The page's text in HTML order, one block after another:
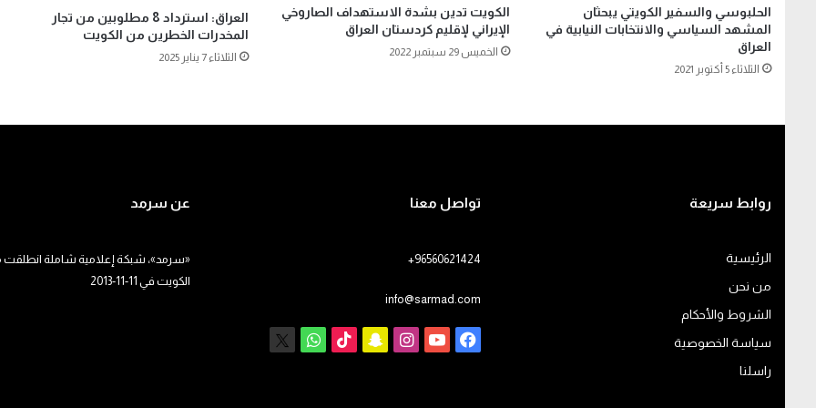
الحلبوسي والسفير الكويتي يبحثان
المشهد السياسي والانتخابات النيابية في
العراق
الثلاثاء 5 أكتوبر 2021
الكويت تدين بشدة الاستهداف الصاروخي
الإيراني لإقليم كردستان العراق
الخميس 29 سبتمبر 2022
العراق: استرداد 8 مطلوبين من تجار
المخدرات الخطرين من الكويت
الثلاثاء 7 يناير 2025
روابط سريعة
الرئيسية
من نحن
الشروط والأحكام
سياسة الخصوصية
راسلنا
تواصل معنا
+96560621424
info@sarmad.com
فيسبوك
يوتيوبانستقرام
سناب ‫TikTokواتساب
عن سرمد
«سرمد»، شبكة إعلامية شاملة انطلقت
الكويت في 11-11-2013